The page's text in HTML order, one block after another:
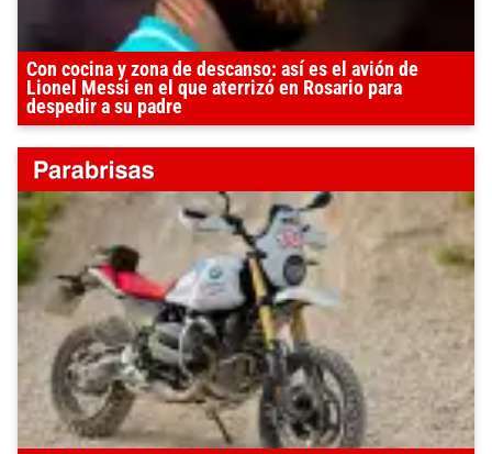
Con cocina y zona de descanso: así es el avión de
Lionel Messi en el que aterrizó en Rosario para
despedir a su padre